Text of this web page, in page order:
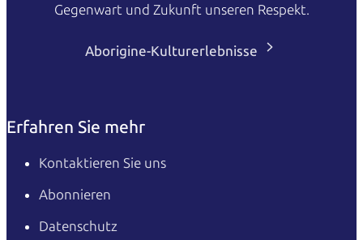
Gegenwart und Zukunft unseren Respekt.
Aborigine-Kulturerlebnisse
Erfahren Sie mehr
Kontaktieren Sie uns
Abonnieren
Datenschutz